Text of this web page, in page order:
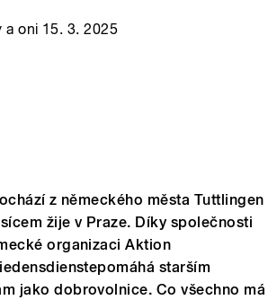
a oni 15. 3. 2025
z německého města Tuttlingen
žije v Praze. Díky společnosti
organizaci Aktion
starším
jako dobrovolnice. Co všechno má